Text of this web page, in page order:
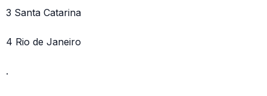
3 Santa Catarina
4 Rio de Janeiro
.